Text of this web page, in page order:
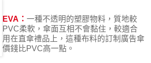
EVA： 一種不透明的塑膠物料，質地較
PVC柔軟，傘面互相不會黏住，較適合
用在直傘禮品上，這種布料的訂制廣告傘
價錢比PVC高一點。